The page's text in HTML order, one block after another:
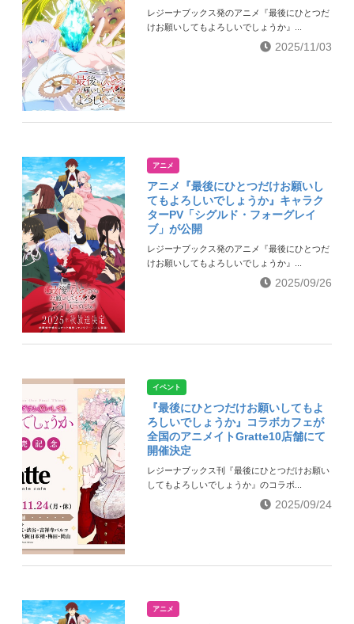
レジーナブックス発のアニメ『最後にひとつだ
けお願いしてもよろしいでしょうか』...
2025/11/03
アニメ
アニメ『最後にひとつだけお願いし
てもよろしいでしょうか』キャラク
ターPV「シグルド・フォーグレイ
ブ」が公開
レジーナブックス発のアニメ『最後にひとつだ
けお願いしてもよろしいでしょうか』...
2025/09/26
イベント
『最後にひとつだけお願いしてもよ
ろしいでしょうか』コラボカフェが
全国のアニメイトGratte10店舗にて
開催決定
レジーナブックス刊『最後にひとつだけお願い
してもよろしいでしょうか』のコラボ...
2025/09/24
アニメ